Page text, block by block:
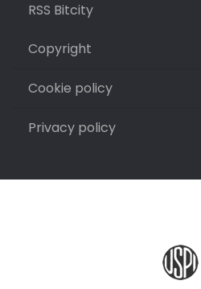
RSS Bitcity
Copyright
Cookie policy
Privacy policy